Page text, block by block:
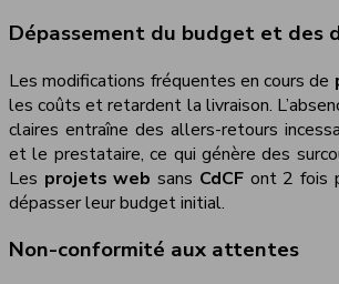
Dépassement du budget et des
Les modifications fréquentes en cours de
les coûts et retardent la livraison.
claires entraîne des allers-retours
et le prestataire, ce qui génère des
Les projets websans CdCF ont 2 fois
dépasser leur budget initial.
Non-conformité aux attentes